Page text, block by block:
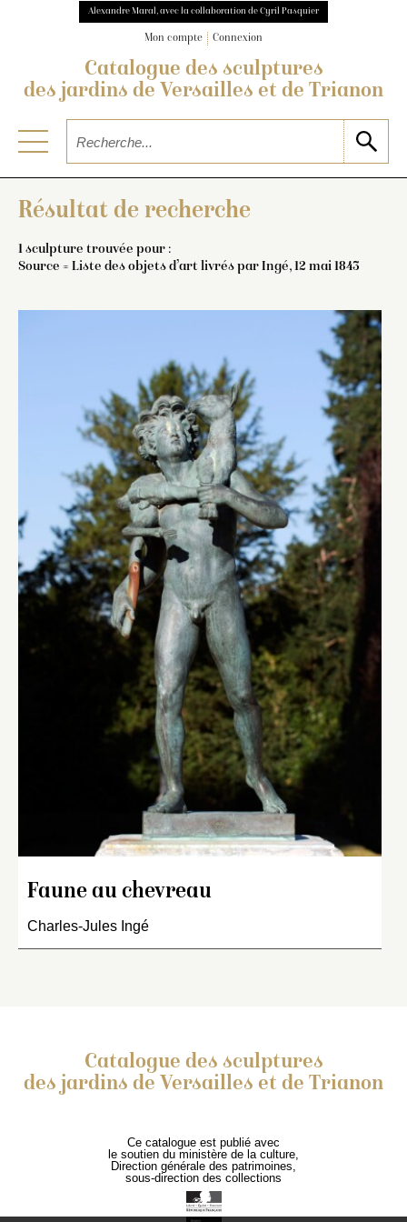
Alexandre Maral, avec la collaboration de Cyril Pasquier
Mon compte Connexion
Catalogue des sculptures
des jardins de Versailles et de Trianon
Résultat de recherche
1 sculpture trouvée pour :
Source = Liste des objets d’art livrés par Ingé, 12 mai 1843
Faune au chevreau
Charles-Jules Ingé
Catalogue des sculptures
des jardins de Versailles et de Trianon
Ce catalogue est publié avec
le soutien du ministère de la culture,
Direction générale des patrimoines,
sous-direction des collections